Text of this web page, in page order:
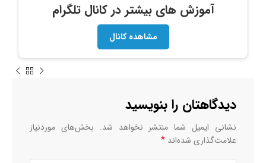
آموزش های بیشتر در کانال تلگرام
مشاهده کانال
دیدگاهتان را بنویسید
نشانی ایمیل شما منتشر نخواهد شد. بخش‌های موردنیاز
علامت‌گذاری شده‌اند *